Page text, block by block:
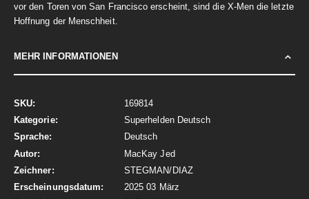
vor den Toren von San Francisco erscheint, sind die X-Men die letzte
Hoffnung der Menschheit.
MEHR INFORMATIONEN
Mehr
Informationen
169814
Superhelden Deutsch
Deutsch
MacKay Jed
STEGMAN/DIAZ
2025 03 März